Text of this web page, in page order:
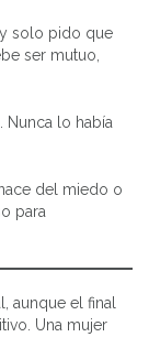
solo pido que
ser mutuo,
Nunca lo había
del miedo o
para
aunque el final
Una mujer